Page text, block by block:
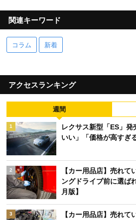
関連キーワード
コラム 新着
アクセスランキング
週間
1
レクサス新型「ES」
いい」「価格が高すぎ
2
【カー用品店】売れて
ングドライブ前に選ば
月版】
3
【カー用品店】売れ